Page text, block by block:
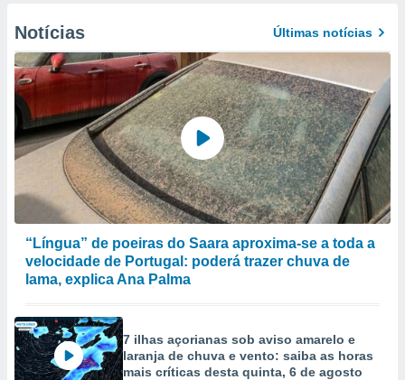
Notícias Últimas notícias
“Língua” de poeiras do Saara aproxima-se a toda a
velocidade de Portugal: poderá trazer chuva de
lama, explica Ana Palma
7 ilhas açorianas sob aviso amarelo e
laranja de chuva e vento: saiba as horas
mais críticas desta quinta, 6 de agosto